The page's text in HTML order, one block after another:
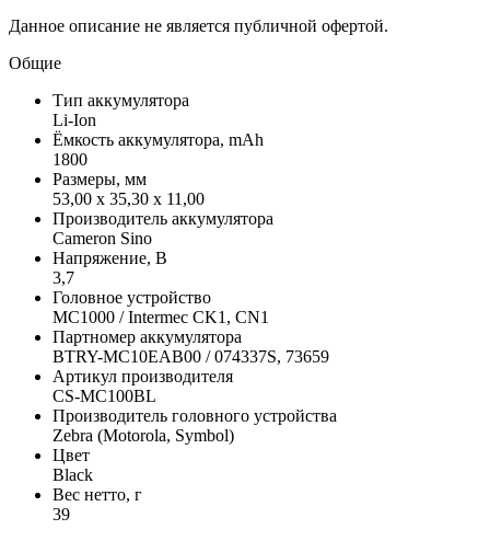
Данное описание не является публичной офертой.
Общие
Тип аккумулятора
Li-Ion
Ёмкость аккумулятора, mAh
1800
Размеры, мм
53,00 x 35,30 x 11,00
Производитель аккумулятора
Cameron Sino
Напряжение, В
3,7
Головное устройство
MC1000 / Intermec CK1, CN1
Партномер аккумулятора
BTRY-MC10EAB00 / 074337S, 73659
Артикул производителя
CS-MC100BL
Производитель головного устройства
Zebra (Motorola, Symbol)
Цвет
Black
Вес нетто, г
39